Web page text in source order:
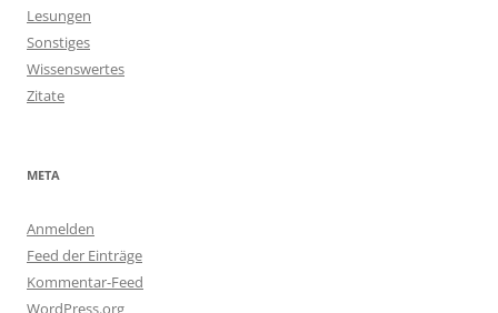
Lesungen
Sonstiges
Wissenswertes
Zitate
META
Anmelden
Feed der Einträge
Kommentar-Feed
WordPress.org